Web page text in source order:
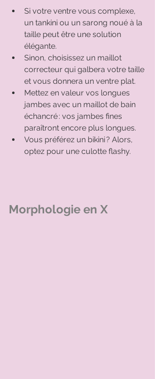
Si votre ventre vous complexe,
un tankini ou un sarong noué à la
taille peut être une solution
élégante.
Sinon, choisissez un maillot
correcteur qui galbera votre taille
et vous donnera un ventre plat.
Mettez en valeur vos longues
jambes avec un maillot de bain
échancré : vos jambes fines
paraîtront encore plus longues.
Vous préférez un bikini ? Alors,
optez pour une culotte flashy.
Morphologie en X